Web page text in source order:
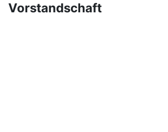
Vorstandschaft